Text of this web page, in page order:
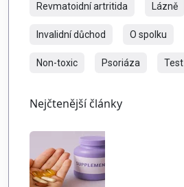
Revmatoidní artritida Lázně
Invalidní důchod O spolku
Non-toxic Psoriáza Test
Nejčtenější články